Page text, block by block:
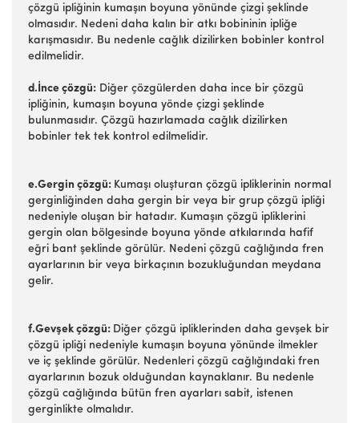
çözgü ipliğinin kumaşın boyuna yönünde çizgi şeklinde
olmasıdır. Nedeni daha kalın bir atkı bobininin ipliğe
karışmasıdır. Bu nedenle cağlık dizilirken bobinler kontrol
edilmelidir.
d.İnce çözgü: Diğer çözgülerden daha ince bir çözgü
ipliğinin, kumaşın boyuna yönde çizgi şeklinde
bulunmasıdır. Çözgü hazırlamada cağlık dizilirken
bobinler tek tek kontrol edilmelidir.
e.Gergin çözgü: Kumaşı oluşturan çözgü ipliklerinin normal
gerginliğinden daha gergin bir veya bir grup çözgü ipliği
nedeniyle oluşan bir hatadır. Kumaşın çözgü ipliklerini
gergin olan bölgesinde boyuna yönde atkılarında hafif
eğri bant şeklinde görülür. Nedeni çözgü cağlığında fren
ayarlarının bir veya birkaçının bozukluğundan meydana
gelir.
f.Gevşek çözgü: Diğer çözgü ipliklerinden daha gevşek bir
çözgü ipliği nedeniyle kumaşın boyuna yönünde ilmekler
ve iç şeklinde görülür. Nedenleri çözgü cağlığındaki fren
ayarlarının bozuk olduğundan kaynaklanır. Bu nedenle
çözgü cağlığında bütün fren ayarları sabit, istenen
gerginlikte olmalıdır.